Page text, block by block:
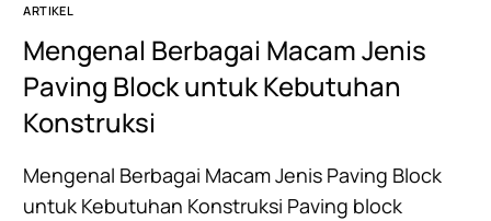
ARTIKEL
Mengenal Berbagai Macam Jenis
Paving Block untuk Kebutuhan
Konstruksi
Mengenal Berbagai Macam Jenis Paving Block
untuk Kebutuhan Konstruksi Paving block